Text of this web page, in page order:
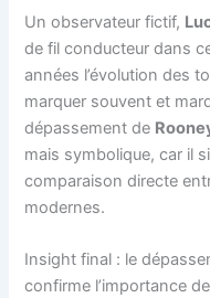
Un observateur fictif,
de fil conducteur dans
années l’évolution des
marquer souvent et
dépassement de
mais symbolique, car il
comparaison directe
modernes.
Insight final : le
confirme l’importance